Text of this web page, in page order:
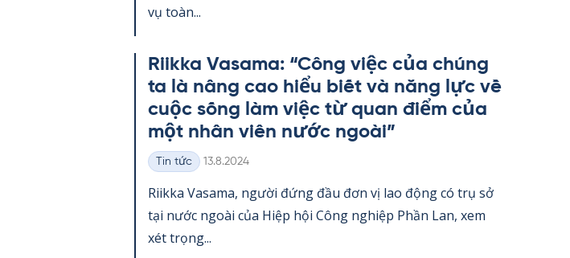
vụ toàn...
Riikka Va­sama: “Công việc của chúng
ta là nâng cao hiểu biết và năng lực về
cuộc sống làm việc từ quan điểm của
một nhân viên nước ngoài”
Thể
loại
Tin tức Kirjoitettu
13.8.2024
Riikka Va­sama, người đứng đầu đơn vị lao động có trụ sở
tại nước ngoài của Hiệp hội Công ng­hiệp Phần Lan, xem
xét trọng...